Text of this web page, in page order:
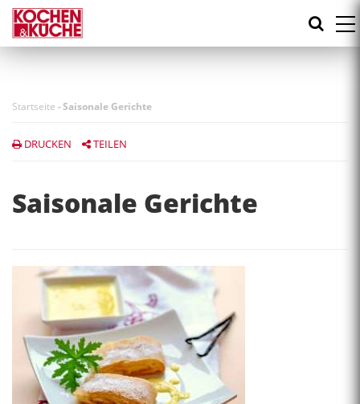
Direkt
zum
Inhalt
Startseite -Saisonale Gerichte
DRUCKEN TEILEN
Saisonale Gerichte